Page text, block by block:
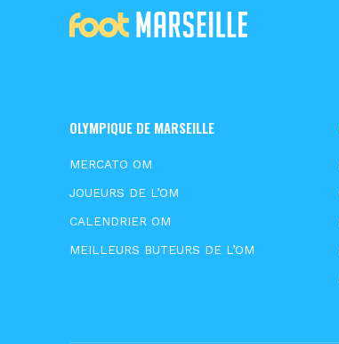
OLYMPIQUE DE MARSEILLE
MERCATO OM
JOUEURS DE L’OM
CALENDRIER OM
MEILLEURS BUTEURS DE L’OM